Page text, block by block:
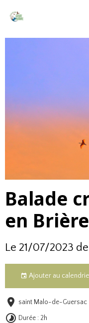
Balade
en Brière
Le 21/07/2023
Ajouter au
saint Malo-de-Guersac
Durée : 2h